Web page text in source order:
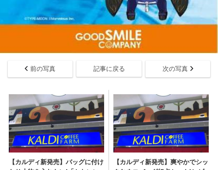
前の写真 記事に戻る 次の写真